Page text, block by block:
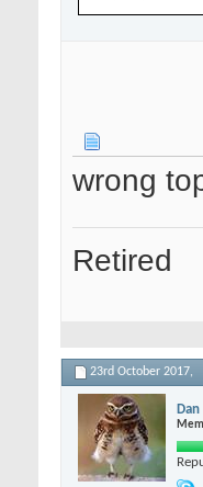
wrong
Retired
23rd October 2017,
Dan